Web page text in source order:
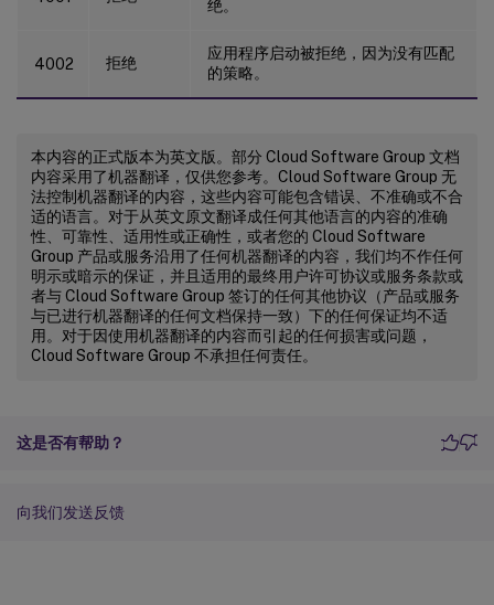
绝。
4002 拒绝
应用程序启动被拒绝，因为没有匹配
的策略。
本内容的正式版本为英文版。部分 Cloud Software Group 文档
内容采用了机器翻译，仅供您参考。Cloud Software Group 无
法控制机器翻译的内容，这些内容可能包含错误、不准确或不合
适的语言。对于从英文原文翻译成任何其他语言的内容的准确
性、可靠性、适用性或正确性，或者您的 Cloud Software
Group 产品或服务沿用了任何机器翻译的内容，我们均不作任何
明示或暗示的保证，并且适用的最终用户许可协议或服务条款或
者与 Cloud Software Group 签订的任何其他协议（产品或服务
与已进行机器翻译的任何文档保持一致）下的任何保证均不适
用。对于因使用机器翻译的内容而引起的任何损害或问题，
Cloud Software Group 不承担任何责任。
这是否有帮助？
向我们发送反馈